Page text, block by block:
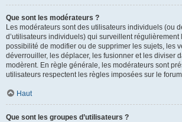
Que sont les modérateurs ?
Les modérateurs sont des utilisateurs individuels (ou
d’utilisateurs individuels) qui surveillent régulièrement
possibilité de modifier ou de supprimer les sujets, les
déverrouiller, les déplacer, les fusionner et les diviser
modèrent. En règle générale, les modérateurs sont
utilisateurs respectent les règles imposées sur le
Haut
Que sont les groupes d’utilisateurs ?